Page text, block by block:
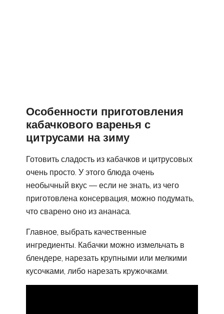
Особенности приготовления
кабачкового варенья с
цитрусами на зиму
Готовить сладость из кабачков и цитрусовых
очень просто. У этого блюда очень
необычный вкус — если не знать, из чего
приготовлена консервация, можно подумать,
что сварено оно из ананаса.
Главное, выбрать качественные
ингредиенты. Кабачки можно измельчать в
блендере, нарезать крупными или мелкими
кусочками, либо нарезать кружочками.